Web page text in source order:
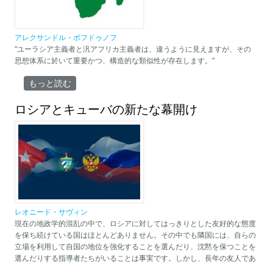
アレクサンドル・ボフドゥノフ
"ユーラシア主義者と汎アフリカ主義者は、違うように見えますが、その
思想体系に於いて重要かつ、構造的な類似性が存在します。"
「ユーラシア主義と汎アフリカ主義：文明の挑戦と対応の共通
もっと読む
ロシアとキューバの新たな幕開け
レオニード・サヴィン
現在の地政学的混乱の中で、ロシアに対してはっきりとした友好的な態度
を保ち続けている国はほとんどありません。その中でも隣国には、自らの
立場を利用して自国の地位を強化することを選んだり、沈黙を保つことを
選んだりする指導者たちがいることは事実です。しかし、長年の友人であ